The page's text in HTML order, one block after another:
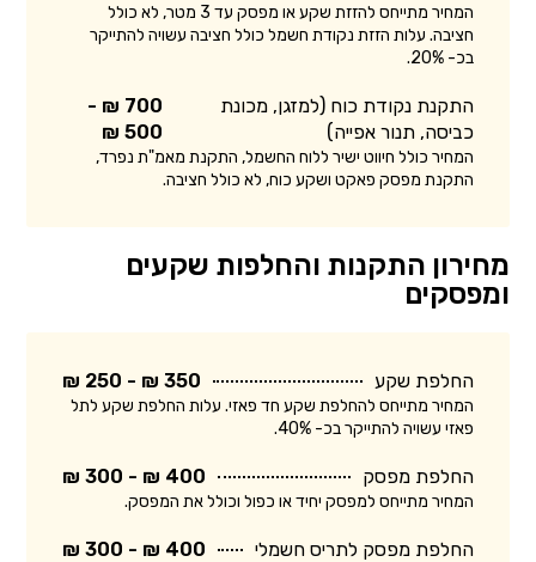
המחיר מתייחס להזזת שקע או מפסק עד 3 מטר, לא כולל
חציבה. עלות הזזת נקודת חשמל כולל חציבה עשויה להתייקר
בכ- 20%.
התקנת נקודת כוח (למזגן, מכונת
כביסה, תנור אפייה)
700 ₪ -
500 ₪
המחיר כולל חיווט ישיר ללוח החשמל, התקנת מאמ"ת נפרד,
התקנת מפסק פאקט ושקע כוח, לא כולל חציבה.
מחירון התקנות והחלפות שקעים
ומפסקים
החלפת שקע 350 ₪ - 250 ₪
המחיר מתייחס להחלפת שקע חד פאזי. עלות החלפת שקע לתל
פאזי עשויה להתייקר בכ- 40%.
החלפת מפסק 400 ₪ - 300 ₪
המחיר מתייחס למפסק יחיד או כפול וכולל את המפסק.
החלפת מפסק לתריס חשמלי 400 ₪ - 300 ₪